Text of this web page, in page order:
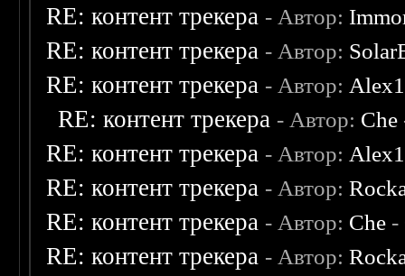
RE: контент трекера - Автор:
RE: контент трекера - Автор:
RE: контент трекера - Автор:
RE: контент трекера - Автор: Che
RE: контент трекера - Автор:
RE: контент трекера - Автор:
RE: контент трекера - Автор: Che -
RE: контент трекера - Автор: